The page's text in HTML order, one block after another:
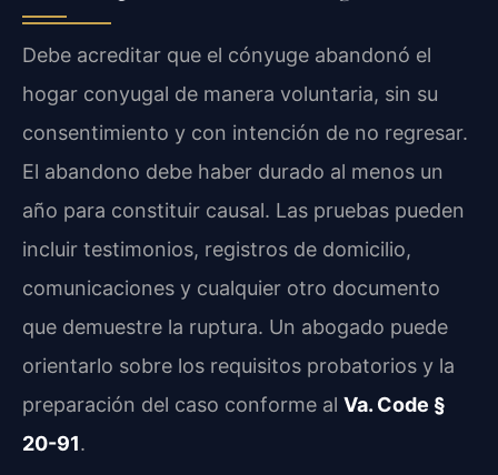
Debe acreditar que el cónyuge abandonó el
hogar conyugal de manera voluntaria, sin su
consentimiento y con intención de no regresar.
El abandono debe haber durado al menos un
año para constituir causal. Las pruebas pueden
incluir testimonios, registros de domicilio,
comunicaciones y cualquier otro documento
que demuestre la ruptura. Un abogado puede
orientarlo sobre los requisitos probatorios y la
preparación del caso conforme al Va. Code §
20-91.